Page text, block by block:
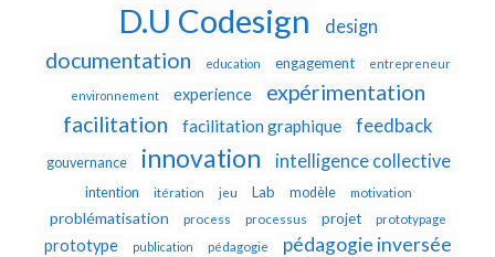
D.U Codesign design
documentation education engagement entrepreneur
environnement experience
expérimentation
facilitation
facilitation graphique feedback
gouvernance innovation intelligence collective
intention itération jeu Lab modèle motivation
problématisation process processus projet prototypage
prototype publication pédagogie pédagogie inversée